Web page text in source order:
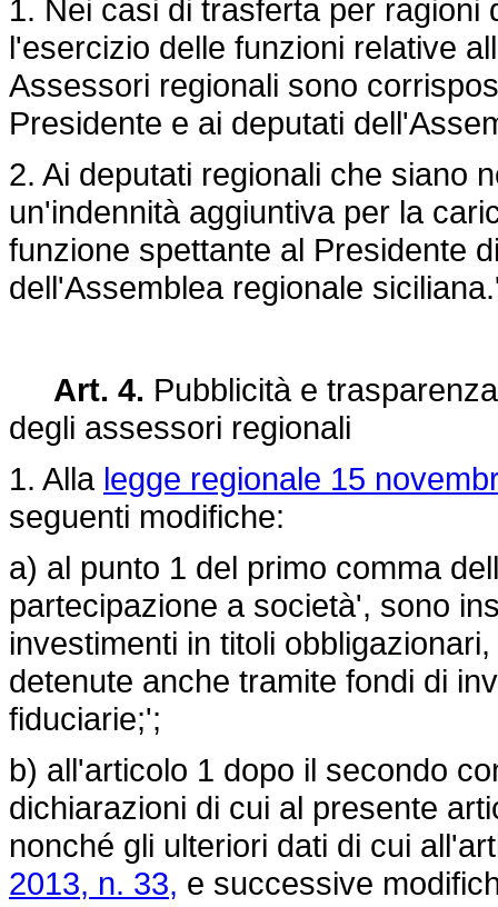
1. Nei casi di trasferta per
l'esercizio delle funzioni relative
Assessori regionali sono
Presidente e ai deputati
2. Ai deputati regionali che siano
un'indennità aggiuntiva per la
funzione spettante al Presidente
dell'Assemblea regionale
Art. 4. Pubblicità e
degli assessori regionali
1. Alla legge regionale 15
seguenti modifiche:
a) al punto 1 del primo comma
partecipazione a società', sono
investimenti in titoli
detenute anche tramite fondi di
fiduciarie;';
b) all'articolo 1 dopo il secondo
dichiarazioni di cui al presente
nonché gli ulteriori dati di cui
2013, n. 33, e successive